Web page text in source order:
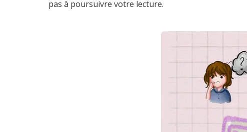
pas à poursuivre votre lecture.